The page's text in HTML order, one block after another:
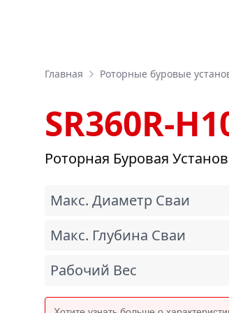
Главная Роторные буровые
SR360R-
Роторная Буровая
Макс. Диаметр Сваи
Макс. Глубина Сваи
Рабочий Вес